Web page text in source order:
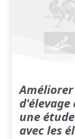
une
avec les